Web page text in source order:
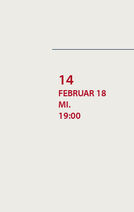
14
FEBRUAR 18
MI.
19:00